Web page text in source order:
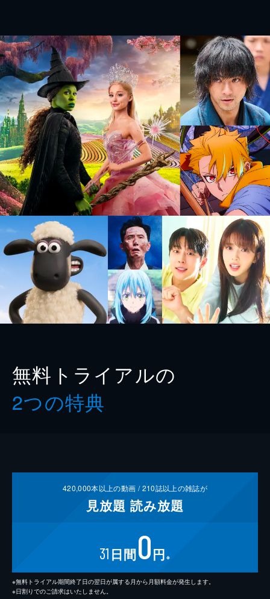
無料トライアルの
2つの特典
420,000本以上の動画 /210誌以上の雑誌が
見放題 読み放題
31 日間0円 ※
※無料トライアル期間終了日の翌日が属する月から月額料金が発生します。
※日割りでのご請求はいたしません。